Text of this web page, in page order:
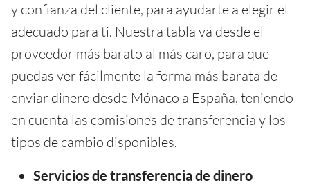
y confianza del cliente, para ayudarte a elegir el
adecuado para ti. Nuestra tabla va desde el
proveedor más barato al más caro, para que
puedas ver fácilmente la forma más barata de
enviar dinero desde Mónaco a España, teniendo
en cuenta las comisiones de transferencia y los
tipos de cambio disponibles.
Servicios de transferencia de dinero